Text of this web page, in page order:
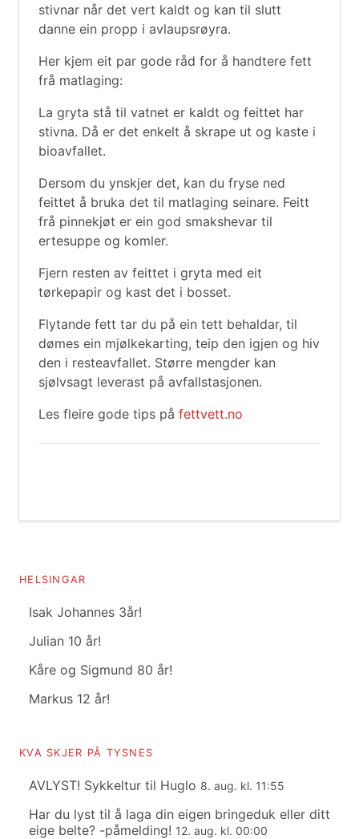
stivnar når det vert kaldt og kan til slutt
danne ein propp i avlaupsrøyra.
Her kjem eit par gode råd for å handtere fett
frå matlaging:
La gryta stå til vatnet er kaldt og feittet har
stivna. Då er det enkelt å skrape ut og kaste i
bioavfallet.
Dersom du ynskjer det, kan du fryse ned
feittet å bruka det til matlaging seinare. Feitt
frå pinnekjøt er ein god smakshevar til
ertesuppe og komler.
Fjern resten av feittet i gryta med eit
tørkepapir og kast det i bosset.
Flytande fett tar du på ein tett behaldar, til
dømes ein mjølkekarting, teip den igjen og hiv
den i resteavfallet. Større mengder kan
sjølvsagt leverast på avfallstasjonen.
Les fleire gode tips på fettvett.no
HELSINGAR
Isak Johannes 3år!
Julian 10 år!
Kåre og Sigmund 80 år!
Markus 12 år!
KVA SKJER PÅ TYSNES
AVLYST! Sykkeltur til Huglo 8. aug. kl. 11:55
Har du lyst til å laga din eigen bringeduk eller ditt
eige belte? -påmelding! 12. aug. kl. 00:00